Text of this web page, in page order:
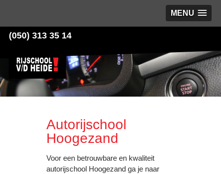
MENU
(050) 313 35 14
Autorijschool
Hoogezand
Voor een betrouwbare en kwaliteit
autorijschool Hoogezand ga je naar